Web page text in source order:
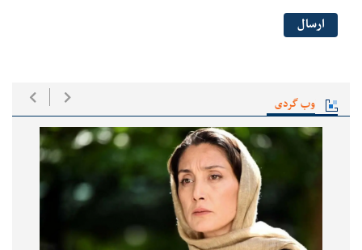
وب گردی
ارسال